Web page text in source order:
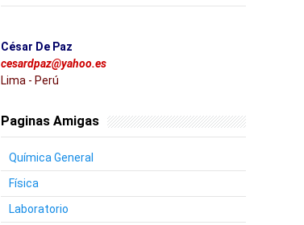
César De Paz
cesardpaz@yahoo.es
Lima - Perú
Paginas Amigas
Química General
Física
Laboratorio